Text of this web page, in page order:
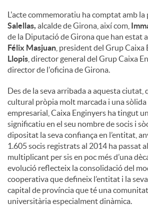
L'acte commemoratiu ha comptat amb la
Salellas, alcalde de Girona, així com,
de la Diputació de Girona que han estat
Félix Masjuan , president del Grup Caixa
Llopis , director general del Grup Caixa
director de l'oficina de Girona.
Des de la seva arribada a aquesta
cultural pròpia molt marcada i una
empresarial, Caixa Enginyers ha tingut
significatiu en el seu nombre de socis i
dipositat la seva confiança en l’entitat,
1.605 socis registrats al 2014 ha passat
multiplicant per sis en poc més d’una
evolució reflecteix la consolidació del
cooperativa que defineix l’entitat i la
capital de província que té una
universitària especialment dinàmica.